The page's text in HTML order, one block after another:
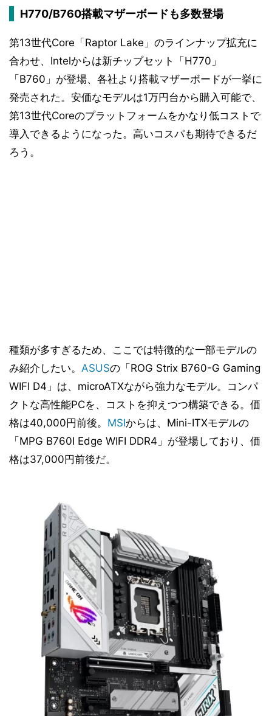
H770/B760搭載マザーボードも多数登場
第13世代Core「Raptor Lake」のラインナップ拡充に
合わせ、Intelからは新チップセット「H770」
「B760」が登場、各社より搭載マザーボードが一挙に
発売された。安価なモデルは1万円台から購入可能で、
第13世代Coreのプラットフォームをかなり低コストで
導入できるようになった。高いコスパも期待できるだ
ろう。
種類が多すぎるため、ここでは特徴的な一部モデルの
み紹介したい。 ASUSの「ROG Strix B760-G Gaming
WIFI D4」は、microATXながら強力なモデル。コンパ
クトな高性能PCを、コストを抑えつつ構築できる。価
格は40,000円前後。 MSIからは、Mini-ITXモデルの
「MPG B760I Edge WIFI DDR4」が登場しており、価
格は37,000円前後だ。